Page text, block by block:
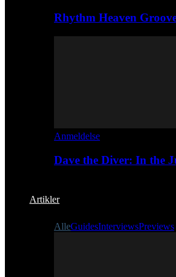
Rhythm Heaven
Anmeldelse
Dave the Diver: In the
Artikler
AlleGuidesInterviewsPreviews